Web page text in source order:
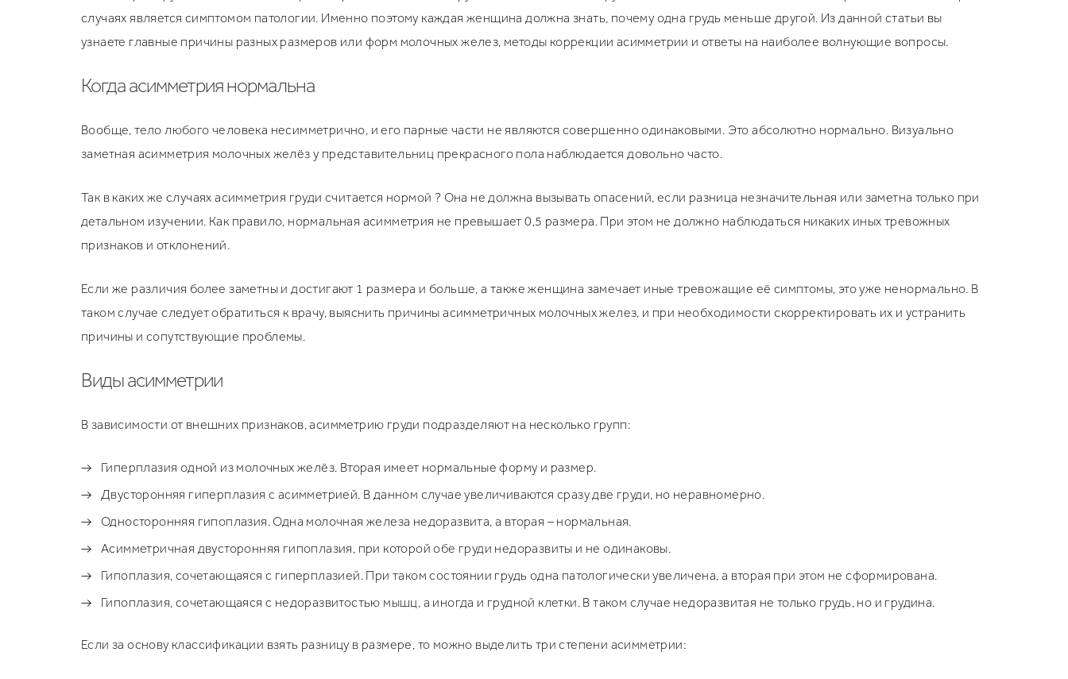
случаях является симптомом патологии. Именно поэтому каждая женщина должна знать, почему одна грудь меньше другой. Из данной статьи вы
узнаете главные причины разных размеров или форм молочных желез, методы коррекции асимметрии и ответы на наиболее волнующие вопросы.
Когда асимметрия нормальна
Вообще, тело любого человека несимметрично, и его парные части не являются совершенно одинаковыми. Это абсолютно нормально. Визуально
заметная асимметрия молочных желёз у представительниц прекрасного пола наблюдается довольно часто.
Так в каких же случаях асимметрия груди считается нормой ? Она не должна вызывать опасений, если разница незначительная или заметна только при
детальном изучении. Как правило, нормальная асимметрия не превышает 0,5 размера. При этом не должно наблюдаться никаких иных тревожных
признаков и отклонений.
Если же различия более заметны и достигают 1 размера и больше, а также женщина замечает иные тревожащие её симптомы, это уже ненормально. В
таком случае следует обратиться к врачу, выяснить причины асимметричных молочных желез, и при необходимости скорректировать их и устранить
причины и сопутствующие проблемы.
Виды асимметрии
В зависимости от внешних признаков, асимметрию груди подразделяют на несколько групп:
Гиперплазия одной из молочных желёз. Вторая имеет нормальные форму и размер.
Двусторонняя гиперплазия с асимметрией. В данном случае увеличиваются сразу две груди, но неравномерно.
Односторонняя гипоплазия. Одна молочная железа недоразвита, а вторая – нормальная.
Асимметричная двусторонняя гипоплазия, при которой обе груди недоразвиты и не одинаковы.
Гипоплазия, сочетающаяся с гиперплазией. При таком состоянии грудь одна патологически увеличена, а вторая при этом не сформирована.
Гипоплазия, сочетающаяся с недоразвитостью мышц, а иногда и грудной клетки. В таком случае недоразвитая не только грудь, но и грудина.
Если за основу классификации взять разницу в размере, то можно выделить три степени асимметрии: